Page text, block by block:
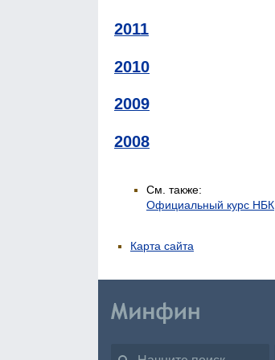
2011
2010
2009
2008
См. также:
Официальный курс НБК
Карта сайта